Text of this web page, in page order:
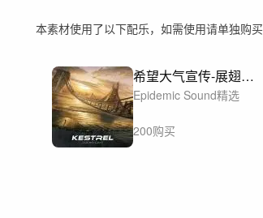
本素材使用了以下配乐，如需使用请单独购买
希望大气宣传-展翅高飞-I'll Fly Far Away
Epidemic Sound精选
200购买